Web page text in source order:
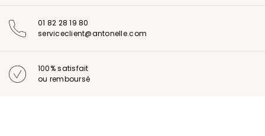
01 82 28 19 80
serviceclient@antonelle.com
100% satisfait
ou remboursé